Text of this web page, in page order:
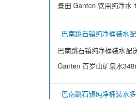
景田 Ganten 饮用纯净水
巴南跳石镇纯净桶装水配
巴南跳石镇纯净桶装水配
Ganten 百岁山矿泉水
巴南跳石镇纯净桶装水多